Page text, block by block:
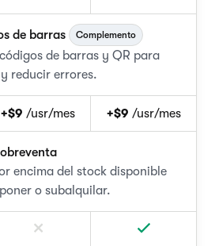
de barras Complemento
de barras y QR para
reducir errores.
+$9 /usr/mes +$9 /usr/mes
encima del stock disponible
o subalquilar.